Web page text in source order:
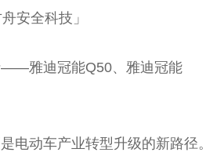
安全科技」
——雅迪冠能Q50、雅迪冠能
电动车产业转型升级的新路径。